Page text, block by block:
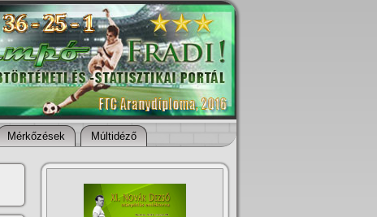
Mérkőzések Múltidéző